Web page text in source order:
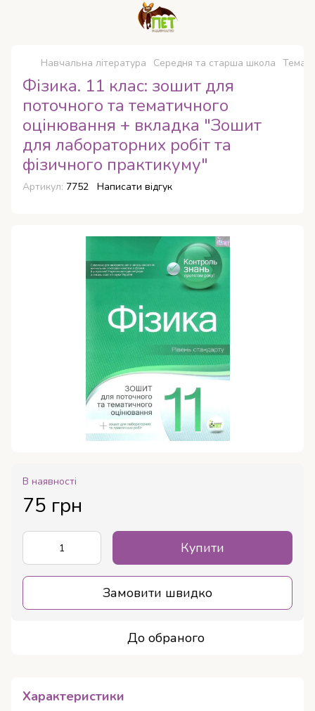
Навчальна література Середня та старша школа
Фізика. 11 клас: зошит для
поточного та тематичного
оцінювання + вкладка "Зошит
для лабораторних робіт та
фізичного практикуму"
Артикул: 7752 Написати відгук
В наявності
75 грн
Купити
Замовити швидко
До обраного
Характеристики